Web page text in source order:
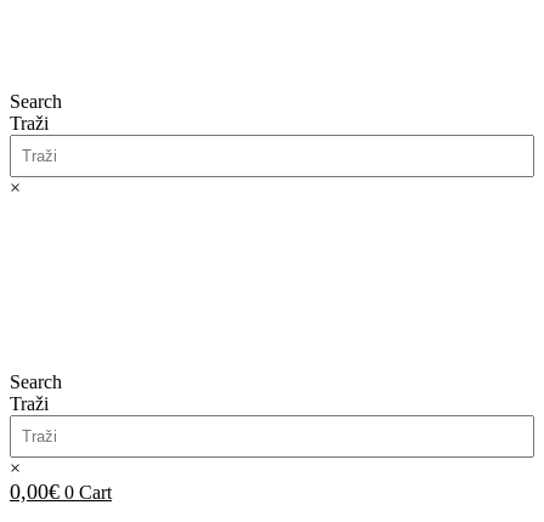
Search
Traži
×
Search
Traži
×
0,00€ 0 Cart